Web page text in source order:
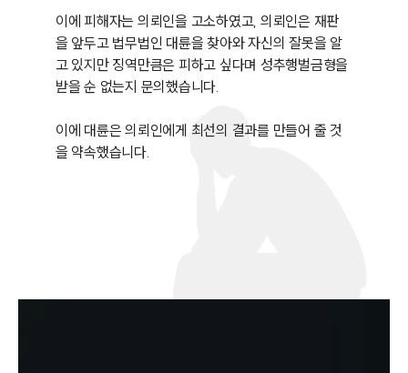
이에 피해자는 의뢰인을 고소하였고, 의뢰인은 재판
을 앞두고 법무법인 대륜을 찾아와 자신의 잘못을 알
고 있지만 징역만큼은 피하고 싶다며 성추행벌금형을
받을 순 없는지 문의했습니다.
이에 대륜은 의뢰인에게 최선의 결과를 만들어 줄 것
을 약속했습니다.